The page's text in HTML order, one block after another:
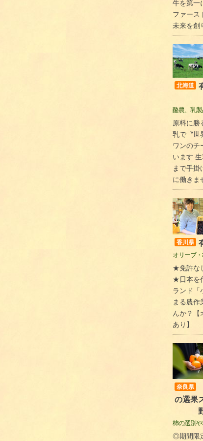
牛を第一
ファース
未来を創
北海道
酪農、乳
原料に
乳で〝世
ワンのチ
います
まで手掛
に働きま
香川県
オリーブ
★免許な
★日本を
ランド「
まる農作
んか？【
あり】
奈良県
の選果
柿の選別
◎期間限